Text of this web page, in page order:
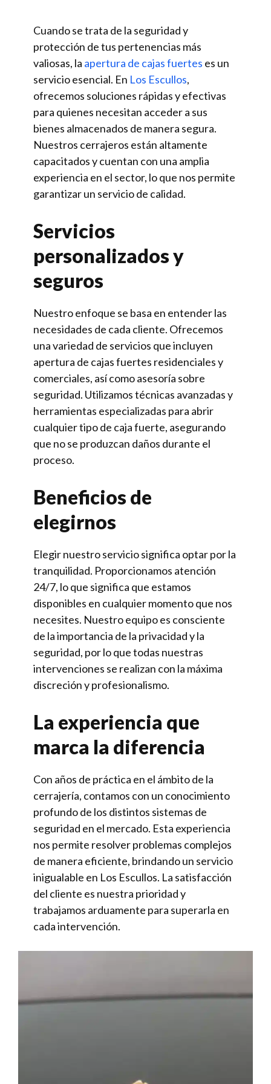
Cuando se trata de la seguridad y
protección de tus pertenencias más
valiosas, la apertura de cajas fuertes es un
servicio esencial. En Los Escullos,
ofrecemos soluciones rápidas y efectivas
para quienes necesitan acceder a sus
bienes almacenados de manera segura.
Nuestros cerrajeros están altamente
capacitados y cuentan con una amplia
experiencia en el sector, lo que nos permite
garantizar un servicio de calidad.
Servicios
personalizados y
seguros
Nuestro enfoque se basa en entender las
necesidades de cada cliente. Ofrecemos
una variedad de servicios que incluyen
apertura de cajas fuertes residenciales y
comerciales, así como asesoría sobre
seguridad. Utilizamos técnicas avanzadas y
herramientas especializadas para abrir
cualquier tipo de caja fuerte, asegurando
que no se produzcan daños durante el
proceso.
Beneficios de
elegirnos
Elegir nuestro servicio significa optar por la
tranquilidad. Proporcionamos atención
24/7, lo que significa que estamos
disponibles en cualquier momento que nos
necesites. Nuestro equipo es consciente
de la importancia de la privacidad y la
seguridad, por lo que todas nuestras
intervenciones se realizan con la máxima
discreción y profesionalismo.
La experiencia que
marca la diferencia
Con años de práctica en el ámbito de la
cerrajería, contamos con un conocimiento
profundo de los distintos sistemas de
seguridad en el mercado. Esta experiencia
nos permite resolver problemas complejos
de manera eficiente, brindando un servicio
inigualable en Los Escullos. La satisfacción
del cliente es nuestra prioridad y
trabajamos arduamente para superarla en
cada intervención.